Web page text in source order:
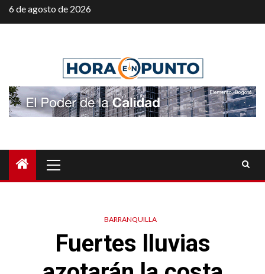
Saltar
al
6 de agosto de 2026
principal
BARRANQUILLA
Fuertes lluvias